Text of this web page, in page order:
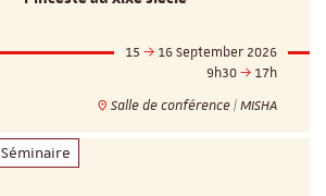
15
16 September 2026
9h30
17h
Salle de conférence | MISHA
Séminaire